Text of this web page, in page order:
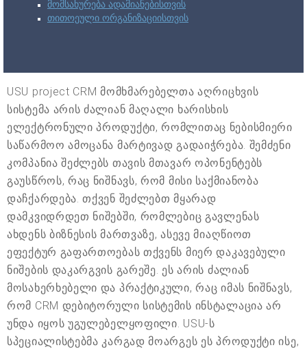
მომსახურება ადამიანებისთვის
თითოეული ორგანიზაციისთვის
USU project CRM მომხმარებელთა აღრიცხვის
სისტემა არის ძალიან მაღალი ხარისხის
ელექტრონული პროდუქტი, რომლითაც ნებისმიერი
საწარმოო ამოცანა მარტივად გადაიჭრება. შემძენი
კომპანია შეძლებს თავის მთავარ ოპონენტებს
გაუსწროს, რაც ნიშნავს, რომ მისი საქმიანობა
დაჩქარდება. თქვენ შეძლებთ მყარად
დამკვიდრდეთ ნიშებში, რომლებიც გავლენას
ახდენს ბიზნესის მართვაზე, ასევე მიაღწიოთ
ეფექტურ გაფართოებას თქვენს მიერ დაკავებული
ნიშების დაკარგვის გარეშე. ეს არის ძალიან
მოსახერხებელი და პრაქტიკული, რაც იმას ნიშნავს,
რომ CRM დებიტორული სისტემის ინსტალაცია არ
უნდა იყოს უგულებელყოფილი. USU-ს
სპეციალისტებმა კარგად მოარგეს ეს პროდუქტი ისე,